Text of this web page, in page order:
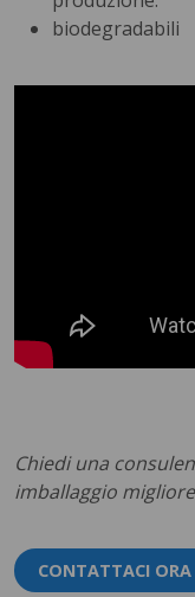
biodegradabili
Chiedi una
imballaggio
CONTATTACI ORA